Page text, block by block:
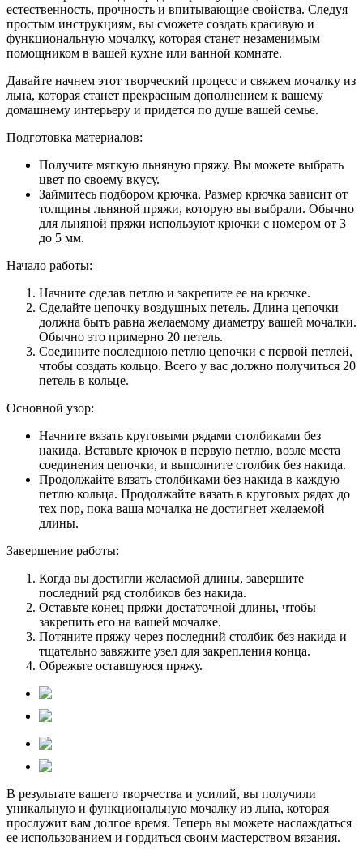
естественность, прочность и впитывающие свойства. Следуя
простым инструкциям, вы сможете создать красивую и
функциональную мочалку, которая станет незаменимым
помощником в вашей кухне или ванной комнате.
Давайте начнем этот творческий процесс и свяжем мочалку из
льна, которая станет прекрасным дополнением к вашему
домашнему интерьеру и придется по душе вашей семье.
Подготовка материалов:
Получите мягкую льняную пряжу. Вы можете выбрать
цвет по своему вкусу.
Займитесь подбором крючка. Размер крючка зависит от
толщины льняной пряжи, которую вы выбрали. Обычно
для льняной пряжи используют крючки с номером от 3
до 5 мм.
Начало работы:
Начните сделав петлю и закрепите ее на крючке.
Сделайте цепочку воздушных петель. Длина цепочки
должна быть равна желаемому диаметру вашей мочалки.
Обычно это примерно 20 петель.
Соедините последнюю петлю цепочки с первой петлей,
чтобы создать кольцо. Всего у вас должно получиться 20
петель в кольце.
Основной узор:
Начните вязать круговыми рядами столбиками без
накида. Вставьте крючок в первую петлю, возле места
соединения цепочки, и выполните столбик без накида.
Продолжайте вязать столбиками без накида в каждую
петлю кольца. Продолжайте вязать в круговых рядах до
тех пор, пока ваша мочалка не достигнет желаемой
длины.
Завершение работы:
Когда вы достигли желаемой длины, завершите
последний ряд столбиков без накида.
Оставьте конец пряжи достаточной длины, чтобы
закрепить его на вашей мочалке.
Потяните пряжу через последний столбик без накида и
тщательно завяжите узел для закрепления конца.
Обрежьте оставшуюся пряжу.
В результате вашего творчества и усилий, вы получили
уникальную и функциональную мочалку из льна, которая
прослужит вам долгое время. Теперь вы можете наслаждаться
ее использованием и гордиться своим мастерством вязания.